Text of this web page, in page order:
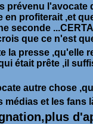
prévenu l'avocate
en profiterait ,et
seconde
que ce n'est
la presse ,qu'elle
était prête ,il
autre chose
et les fans